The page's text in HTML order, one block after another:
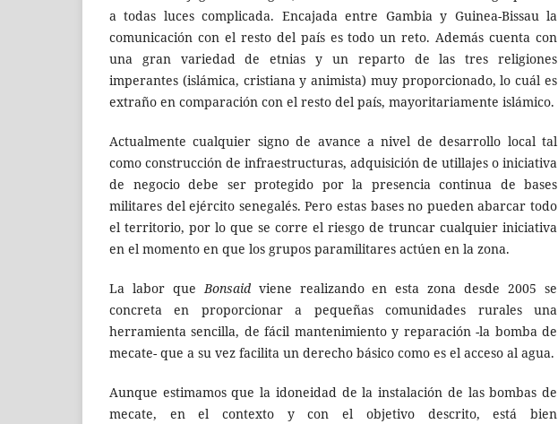
a todas luces complicada. Encajada entre Gambia y Guinea-Bissau la
comunicación con el resto del país es todo un reto. Además cuenta con
una gran variedad de etnias y un reparto de las tres religiones
imperantes (islámica, cristiana y animista) muy proporcionado, lo cuál es
extraño en comparación con el resto del país, mayoritariamente islámico.
Actualmente cualquier signo de avance a nivel de desarrollo local tal
como construcción de infraestructuras, adquisición de utillajes o iniciativa
de negocio debe ser protegido por la presencia continua de bases
militares del ejército senegalés. Pero estas bases no pueden abarcar todo
el territorio, por lo que se corre el riesgo de truncar cualquier iniciativa
en el momento en que los grupos paramilitares actúen en la zona.
La labor queBonsaid viene realizando en esta zona desde 2005 se
concreta en proporcionar a pequeñas comunidades rurales una
herramienta sencilla, de fácil mantenimiento y reparación -la bomba de
mecate- que a su vez facilita un derecho básico como es el acceso al agua.
Aunque estimamos que la idoneidad de la instalación de las bombas de
mecate, en el contexto y con el objetivo descrito, está bien